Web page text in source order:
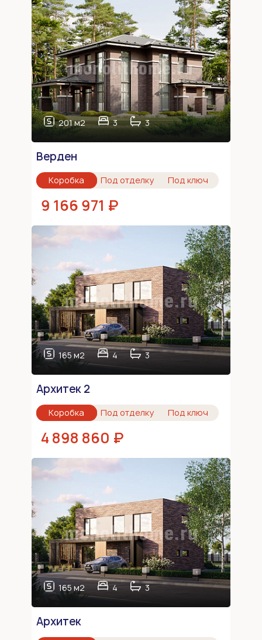
201 м2 3 3
Верден
Коробка Под отделку Под ключ
9 166 971 ₽
165 м2 4 3
Архитек 2
Коробка Под отделку Под ключ
4 898 860 ₽
165 м2 4 3
Архитек